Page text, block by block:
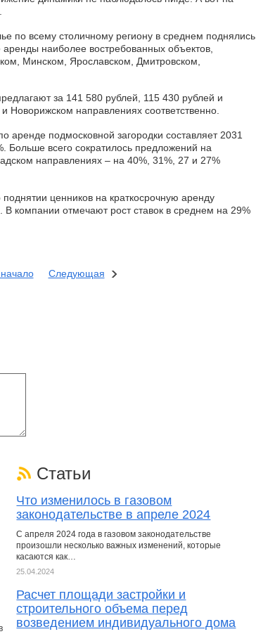
по всему столичному региону в среднем поднялись
наиболее востребованных объектов,
Минском, Ярославском, Дмитровском,
за 141 580 рублей, 115 430 рублей и
Новорижском направлениях соответственно.
подмосковной загородки составляет 2031
всего сократилось предложений на
направлениях – на 40%, 31%, 27 и 27%
ценников на краткосрочную аренду
В компании отмечают рост ставок в среднем на 29%
Следующая
Статьи
Что изменилось в газовом
законодательстве в апреле 2024
С апреля 2024 года в газовом законодательстве
произошли несколько важных изменений, которые
касаются как…
25.04.2024
Расчет площади застройки и
строительного объема перед
возведением индивидуального дома